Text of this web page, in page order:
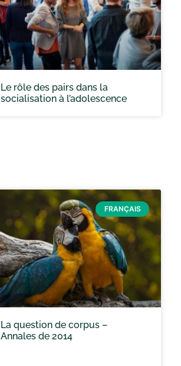
Le rôle des pairs dans la
socialisation à l’adolescence
FRANÇAIS
La question de corpus –
Annales de 2014